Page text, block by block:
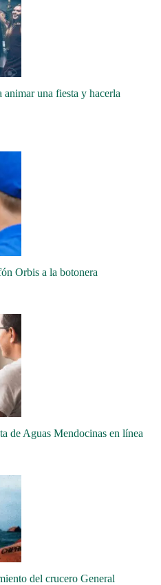
animar una fiesta y hacerla
Orbis a la botonera
de Aguas Mendocinas en línea
del crucero General